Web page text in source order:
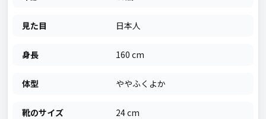
見た目 日本人
身長 160 cm
体型 ややふくよか
靴のサイズ 24 cm